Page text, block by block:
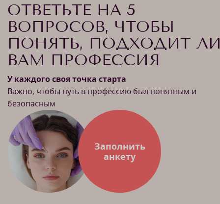
ОТВЕТЬТЕ НА 5
ВОПРОСОВ, ЧТОБЫ
ПОНЯТЬ, ПОДХОДИТ
ВАМ ПРОФЕССИЯ
У каждого своя точка старта
Важно, чтобы путь в профессию был понятным и
безопасным
Заполнить
анкету